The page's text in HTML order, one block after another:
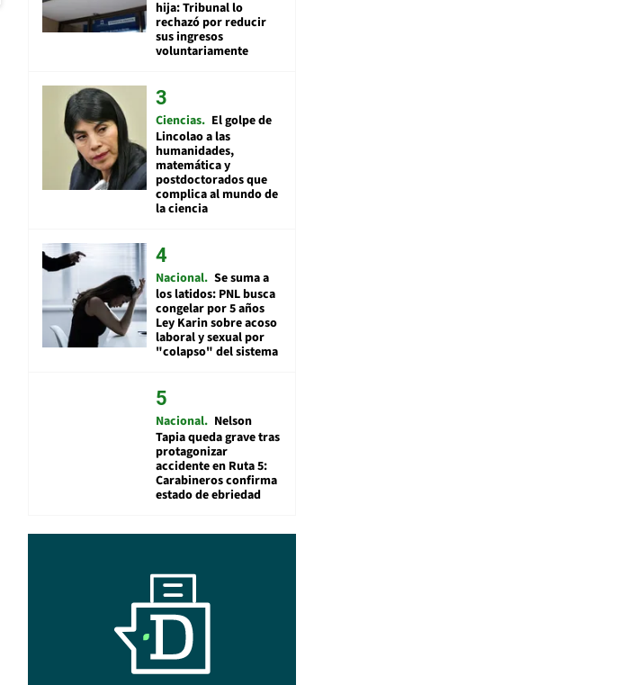
hija: Tribunal lo
rechazó por reducir
sus ingresos
voluntariamente
Ciencias El golpe de
Lincolao a las
humanidades,
matemática y
postdoctorados que
complica al mundo de
la ciencia
Nacional Se suma a
los latidos: PNL busca
congelar por 5 años
Ley Karin sobre acoso
laboral y sexual por
"colapso" del sistema
Nacional Nelson
Tapia queda grave tras
protagonizar
accidente en Ruta 5:
Carabineros confirma
estado de ebriedad